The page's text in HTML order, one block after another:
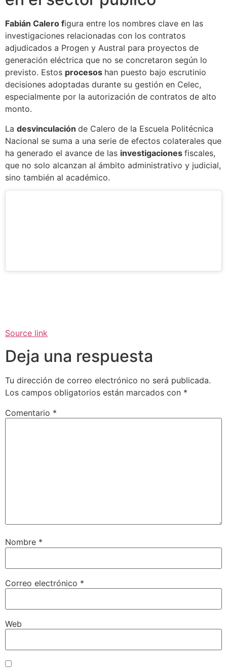
Fabián Calero figura entre los nombres clave en las
investigaciones relacionadas con los contratos
adjudicados a Progen y Austral para proyectos de
generación eléctrica que no se concretaron según lo
previsto. Estos procesos han puesto bajo escrutinio
decisiones adoptadas durante su gestión en Celec,
especialmente por la autorización de contratos de alto
monto.
La desvinculación de Calero de la Escuela Politécnica
Nacional se suma a una serie de efectos colaterales que
ha generado el avance de las investigaciones fiscales,
que no solo alcanzan al ámbito administrativo y judicial,
sino también al académico.
Source link
Deja una respuesta
Tu dirección de correo electrónico no será publicada.
Los campos obligatorios están marcados con *
Comentario *
Nombre *
Correo electrónico *
Web